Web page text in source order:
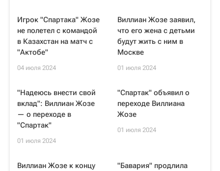
Игрок "Спартака" Жозе
не полетел с командой
в Казахстан на матч с
"Актобе"
04 июля 2024
Виллиан Жозе заявил,
что его жена с детьми
будут жить с ним в
Москве
01 июля 2024
"Надеюсь внести свой
вклад": Виллиан Жозе
— о переходе в
"Спартак"
01 июля 2024
"Спартак" объявил о
переходе Виллиана
Жозе
01 июля 2024
Виллиан Жозе к концу
"Бавария" продлила